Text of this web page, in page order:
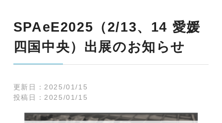
SPAeE2025（2/13、14 愛媛
四国中央）出展のお知らせ
更新日： 2025/01/15
投稿日： 2025/01/15